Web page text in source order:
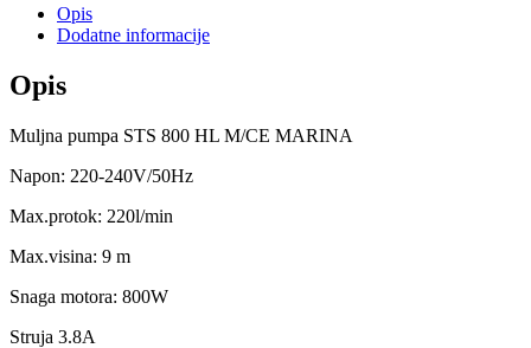
M/CE
MARINA
količina
Opis
Dodatne informacije
Opis
Muljna pumpa STS 800 HL M/CE MARINA
Napon: 220-240V/50Hz
Max.protok: 220l/min
Max.visina: 9 m
Snaga motora: 800W
Struja 3.8A